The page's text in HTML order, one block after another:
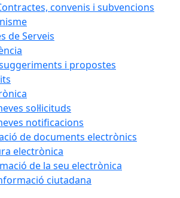
convenis i subvencions
de Serveis
i propostes
sol·licituds
notificacions
de documents electrònics
electrònica
de la seu electrònica
ciutadana